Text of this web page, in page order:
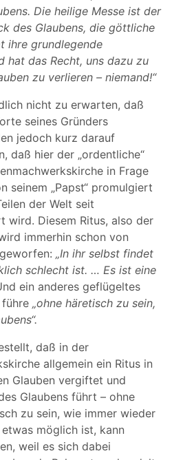
Die heilige Messe ist der
des Glaubens, die göttliche
ihre grundlegende
hat das Recht, uns dazu zu
zu verlieren – niemand!“
nicht zu erwarten, daß
seines Gründers
jedoch kurz darauf
daß hier der „ordentliche“
in Frage
seinem „Papst“ promulgiert
der Welt seit
wird. Diesem Ritus, also der
immerhin schon von
„In ihr selbst findet
schlecht ist. … Es ist eine
ein anderes geflügeltes
„ohne häretisch zu sein,
daß in der
allgemein ein Ritus in
Glauben vergiftet und
Glaubens führt – ohne
zu sein, wie immer wieder
möglich ist, kann
weil es sich dabei